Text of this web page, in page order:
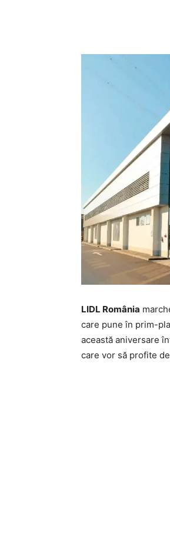
LIDL România
care pune în prim-
această aniversare
care vor să profite